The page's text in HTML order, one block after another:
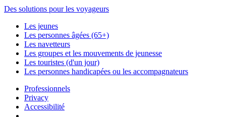
Des solutions pour les voyageurs
Les jeunes
Les personnes âgées (65+)
Les navetteurs
Les groupes et les mouvements de jeunesse
Les touristes (d'un jour)
Les personnes handicapées ou les accompagnateurs
Professionnels
Privacy
Accessibilité